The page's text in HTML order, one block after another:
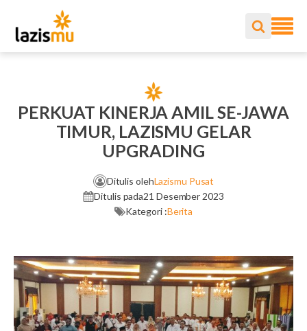
PERKUAT KINERJA AMIL SE-JAWA
TIMUR, LAZISMU GELAR
UPGRADING
Ditulis olehLazismu Pusat
Ditulis pada21 Desember 2023
Kategori :Berita